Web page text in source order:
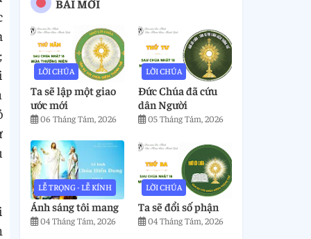
BÀI MỚI
LỜI CHÚA
Ta sẽ lập một giao
ước mới
06 Tháng Tám, 2026
LỜI CHÚA
Đức Chúa đã cứu
dân Người
05 Tháng Tám, 2026
LỄ TRỌNG - LỄ KÍNH
Ánh sáng tôi mang
04 Tháng Tám, 2026
LỜI CHÚA
Ta sẽ đổi số phận
04 Tháng Tám, 2026